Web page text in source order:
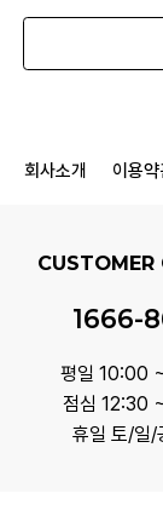
회사소개 이용약
CUSTOMER
1666-
평일 10:00
점심 12:30
휴일 토/일/